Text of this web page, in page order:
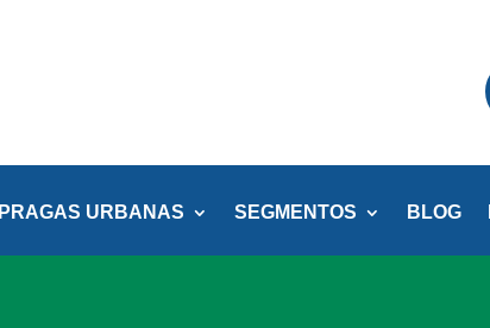
PRAGAS URBANAS SEGMENTOS BLOG